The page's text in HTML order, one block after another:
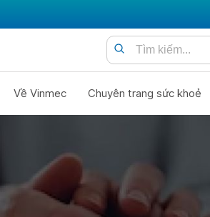
Về Vinmec Chuyên trang sức khoẻ